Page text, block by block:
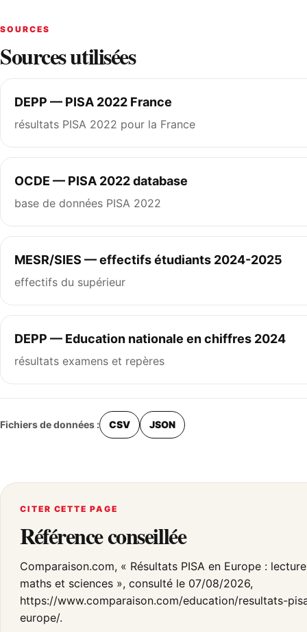
SOURCES
Sources utilisées
DEPP — PISA 2022 France
résultats PISA 2022 pour la France
OCDE — PISA 2022 database
base de données PISA 2022
MESR/SIES — effectifs étudiants 2024-2025
effectifs du supérieur
DEPP — Education nationale en chiffres 2024
résultats examens et repères
Fichiers de données : CSV JSON
CITER CETTE PAGE
Référence conseillée
Comparaison.com, « Résultats PISA en Europe :
maths et sciences », consulté le 07/08/2026,
https://www.comparaison.com/education/resultats-
europe/.